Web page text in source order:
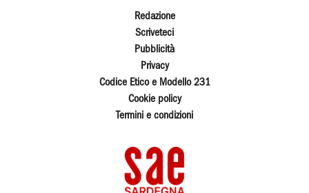
Redazione
Scriveteci
Pubblicità
Privacy
Codice Etico e Modello 231
Cookie policy
Termini e condizioni